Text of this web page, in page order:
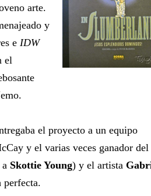
arte.
y
e IDW
el
el proyecto a un equipo
y el varias veces ganador del
Skottie Young) y el artista
perfecta.